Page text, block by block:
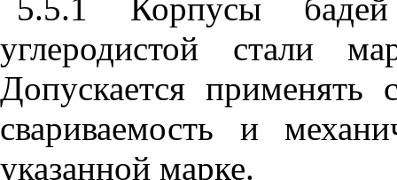
5.5.1 Корпусы
углеродистой стали
Допускается
свариваемость и
указанной марке.